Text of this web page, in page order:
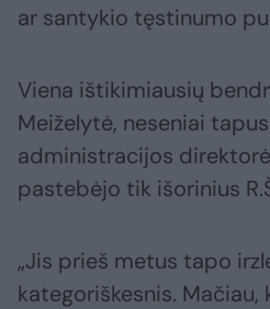
ar santykio tęstinumo
Viena ištikimiausių
Meiželytė, neseniai
administracijos
pastebėjo tik išorinius
„Jis prieš metus tapo
kategoriškesnis. Mačiau,